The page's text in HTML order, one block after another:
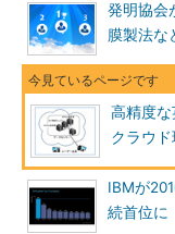
発明協会
膜製法な
高精度
クラウ
IBMが
続首位に